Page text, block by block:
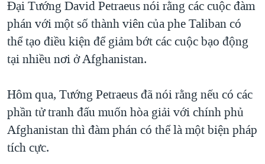
hướng
chính
Đi
tới
MỤC
TỰ DO BÁO CHÍ
VẠCH TRẦN TIN GIẢ
ĐỜI SỐNG
KINH TẾ
KHOA HỌC
SỨC KHOẺ
CHUYÊN ĐỀ
CHIẾN TRANH THƯƠNG MẠI CỦA MỸ: QUÁ KHỨ VÀ HIỆN
TẠI
MỘT NĂM CHIẾN TRANH TẠI DẢI GAZA
GIẢI MÃ VÀNH ĐAI & CON ĐƯỜNG
NGÀY TỊ NẠN THẾ GIỚI
HỌC TIẾNG ANH
NGHE
MẠNG XÃ HỘI
Đại Tướng David Petraeus nói rằng các cuộc đàm
phán với một số thành viên của phe Taliban có
thể tạo điều kiện để giảm bớt các cuộc bạo động
tại nhiều nơi ở Afghanistan.
Hôm qua, Tướng Petraeus đã nói rằng nếu có các
phần tử tranh đấu muốn hòa giải với chính phủ
Afghanistan thì đàm phán có thể là một biện pháp
tích cực.